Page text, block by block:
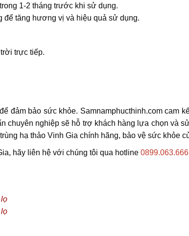
1-2 tháng trước khi sử dụng.
để tăng hương vị và hiệu quả sử dụng.
trực tiếp.
đảm bảo sức khỏe. Samnamphucthinh.com cam
nghiệp sẽ hỗ trợ khách hàng lựa chọn và
hạ thảo Vinh Gia chính hãng, bảo vệ sức khỏe
hãy liên hệ với chúng tôi qua hotline 0899.063.666